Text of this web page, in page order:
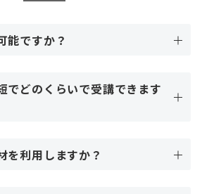
能ですか？
でどのくらいで受講できます
を利用しますか？